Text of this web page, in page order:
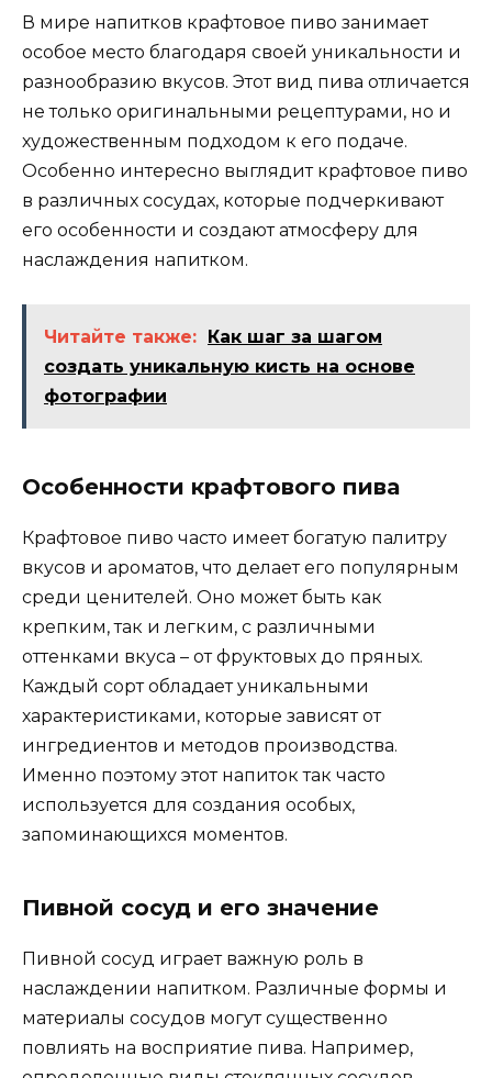
В мире напитков крафтовое пиво занимает
особое место благодаря своей уникальности и
разнообразию вкусов. Этот вид пива отличается
не только оригинальными рецептурами, но и
художественным подходом к его подаче.
Особенно интересно выглядит крафтовое пиво
в различных сосудах, которые подчеркивают
его особенности и создают атмосферу для
наслаждения напитком.
Читайте также: Как шаг за шагом
создать уникальную кисть на основе
фотографии
Особенности крафтового пива
Крафтовое пиво часто имеет богатую палитру
вкусов и ароматов, что делает его популярным
среди ценителей. Оно может быть как
крепким, так и легким, с различными
оттенками вкуса – от фруктовых до пряных.
Каждый сорт обладает уникальными
характеристиками, которые зависят от
ингредиентов и методов производства.
Именно поэтому этот напиток так часто
используется для создания особых,
запоминающихся моментов.
Пивной сосуд и его значение
Пивной сосуд играет важную роль в
наслаждении напитком. Различные формы и
материалы сосудов могут существенно
повлиять на восприятие пива. Например,